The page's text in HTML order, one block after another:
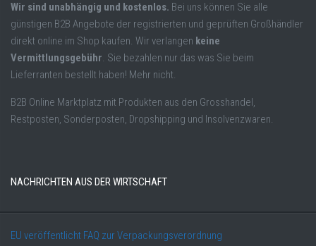
Wir sind unabhängig und kostenlos. Bei uns können Sie alle
günstigen B2B Angebote der registrierten und geprüften Großhändler
direkt online im Shop kaufen. Wir verlangen keine
Vermittlungsgebühr. Sie bezahlen nur das was Sie beim
Lieferranten bestellt haben! Mehr nicht.
B2B Online Marktplatz mit Produkten aus den Grosshandel,
Restposten, Sonderposten, Dropshipping und Insolvenzwaren.
NACHRICHTEN AUS DER WIRTSCHAFT
EU veröffentlicht FAQ zur Verpackungsverordnung